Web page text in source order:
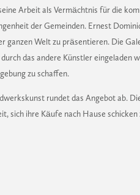
Arbeit als Vermächtnis für die
der Gemeinden. Ernest
ganzen Welt zu präsentieren. Die
das andere Künstler eingeladen
zu schaffen.
rundet das Angebot ab.
sich ihre Käufe nach Hause schicken